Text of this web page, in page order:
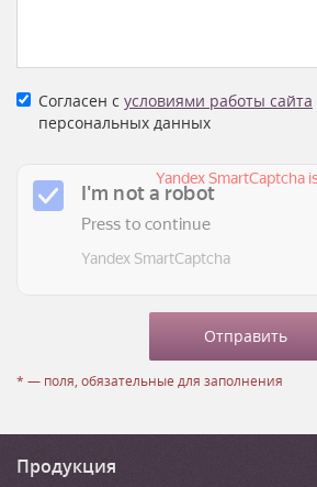
Согласен с условиями работы сайта
персональных данных
* — поля, обязательные для заполнения
Продукция